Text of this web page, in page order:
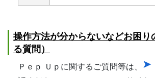
操作方法が分からないなどお困り
る質問）
Ｐｅｐ Ｕｐに関するご質問等は、